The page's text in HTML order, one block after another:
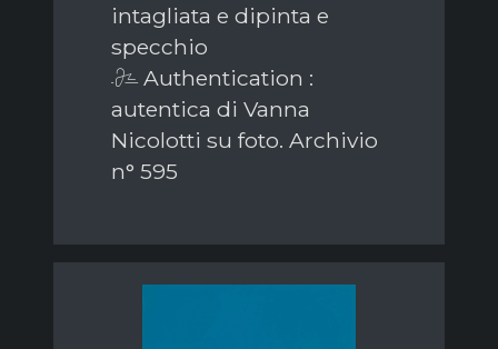
intagliata e dipinta e
specchio
Authentication :
autentica di Vanna
Nicolotti su foto. Archivio
n° 595